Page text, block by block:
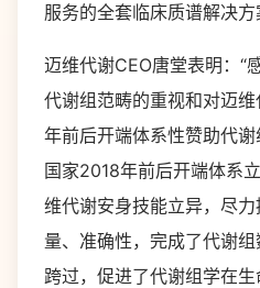
服务的全套临床质谱解决方
迈维代谢CEO唐堂表明：“
代谢组范畴的重视和对迈
年前后开端体系性赞助代
国家2018年前后开端体系
维代谢安身技能立异，尽
量、准确性，完成了代谢
跨过，促进了代谢组学在